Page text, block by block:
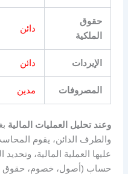
حقوق
الملكية
دائن
الإيردات دائن
المصروفات مدين
وعند تحليل العمليات المالية
والطرف الدائن، يقوم
عليها العملية المالية،
حساب (أصول، خصوم، حقوق